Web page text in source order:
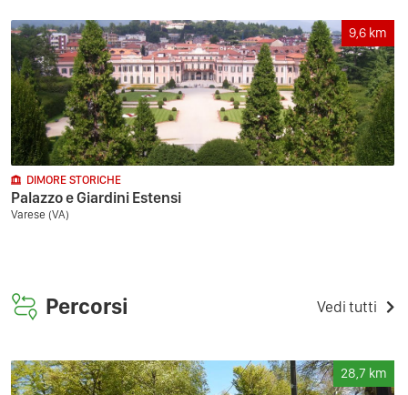
9,6 km
DIMORE STORICHE
Palazzo e Giardini Estensi
Varese (VA)
Percorsi Vedi tutti
28,7 km